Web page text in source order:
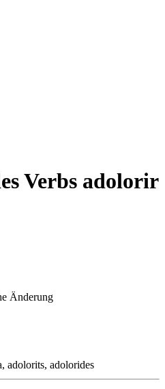
Verbs adolorir
Änderung
, adolorits, adolorides